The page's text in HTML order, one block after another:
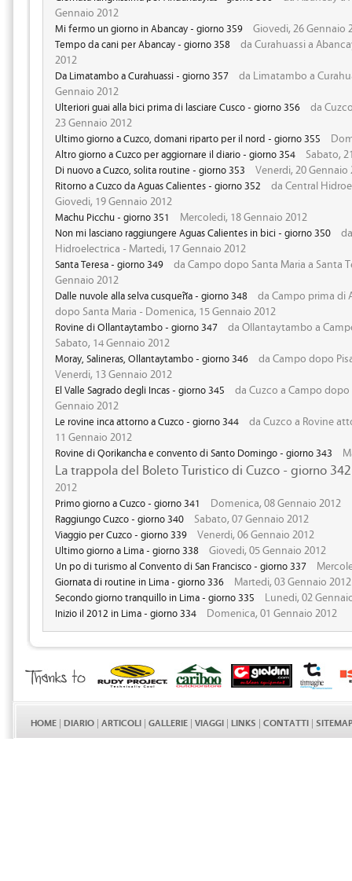
Gennaio 2012
Mi fermo un giorno in Abancay - giorno 359 Giovedi, 26 Gennaio
Tempo da cani per Abancay - giorno 358
da Curahuassi a
2012
Da Limatambo a Curahuassi - giorno 357
da Limatambo a
Gennaio 2012
Ulteriori guai alla bici prima di lasciare Cusco - giorno 356
da
23 Gennaio 2012
Ultimo giorno a Cuzco, domani riparto per il nord - giorno 355
Altro giorno a Cuzco per aggiornare il diario - giorno 354 Sabato,
Di nuovo a Cuzco, solita routine - giorno 353 Venerdi, 20 Gennaio
Ritorno a Cuzco da Aguas Calientes - giorno 352
da Central
Giovedi, 19 Gennaio 2012
Machu Picchu - giorno 351 Mercoledi, 18 Gennaio 2012
Non mi lasciano raggiungere Aguas Calientes in bici - giorno 350
Hidroelectrica - Martedi, 17 Gennaio 2012
Santa Teresa - giorno 349
da Campo dopo Santa Maria a Santa
Gennaio 2012
Dalle nuvole alla selva cusqueña - giorno 348
da Campo prima di
dopo Santa Maria - Domenica, 15 Gennaio 2012
Rovine di Ollantaytambo - giorno 347
da Ollantaytambo a
Sabato, 14 Gennaio 2012
Moray, Salineras, Ollantaytambo - giorno 346
da Campo dopo
Venerdi, 13 Gennaio 2012
El Valle Sagrado degli Incas - giorno 345
da Cuzco a Campo dopo
Gennaio 2012
Le rovine inca attorno a Cuzco - giorno 344
da Cuzco a Rovine
11 Gennaio 2012
Rovine di Qorikancha e convento di Santo Domingo - giorno 343
La trappola del Boleto Turistico di Cuzco - giorno 342
2012
Primo giorno a Cuzco - giorno 341 Domenica, 08 Gennaio 2012
Raggiungo Cuzco - giorno 340 Sabato, 07 Gennaio 2012
Viaggio per Cuzco - giorno 339 Venerdi, 06 Gennaio 2012
Ultimo giorno a Lima - giorno 338 Giovedi, 05 Gennaio 2012
Un po di turismo al Convento di San Francisco - giorno 337
Giornata di routine in Lima - giorno 336 Martedi, 03 Gennaio 2012
Secondo giorno tranquillo in Lima - giorno 335 Lunedi, 02
Inizio il 2012 in Lima - giorno 334 Domenica, 01 Gennaio 2012
HOME | DIARIO | ARTICOLI | GALLERIE | VIAGGI | LINKS | CONTATTI | SITEMAP